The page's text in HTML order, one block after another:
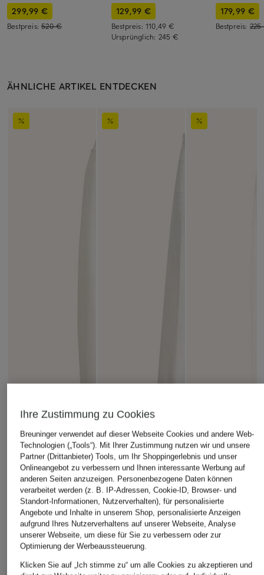
299,99 €
Bestpreis:520 €
129,99 €
Bestpreis: 110,49 €
Ursprünglich: 245 €
179,99 €
Bestpreis:
ÄHNLICHE ARTIKEL ENTDECKEN
+Aktionsrabatt
LAUREN RALPH
LAUREN
Wide Leg Jeans
139,99 €
Bestpreis:235 €
+Aktionsrabatt
POLO RALPH
LAUREN
Flared Jeans
179,99 €
Bestpreis:225 €
+Aktionsrabatt
comma
Barrel Jeans
ab 59,99 €
Bestpreis:50,99 €
Ursprünglich:
Ihre Zustimmung zu Cookies
Breuninger verwendet auf dieser Webseite Cookies und andere Web-
Technologien („Tools“). Mit Ihrer Zustimmung nutzen wir und unsere
Partner (Drittanbieter) Tools, um Ihr Shoppingerlebnis und unser
Onlineangebot zu verbessern und Ihnen interessante Werbung auf
anderen Seiten anzuzeigen. Personenbezogene Daten können
verarbeitet werden (z. B. IP-Adressen, Cookie-ID, Browser- und
Standort-Informationen, Nutzerverhalten), für personalisierte
Angebote und Inhalte in unserem Shop, personalisierte Anzeigen
aufgrund Ihres Nutzerverhaltens auf unserer Webseite, Analyse
unserer Webseite, um diese für Sie zu verbessern oder zur
Optimierung der Werbeaussteuerung.
Klicken Sie auf „Ich stimme zu“ um alle Cookies zu akzeptieren und